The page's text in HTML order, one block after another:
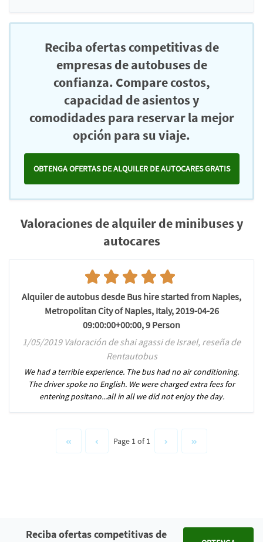
Reciba ofertas competitivas de
empresas de autobuses de
confianza. Compare costos,
capacidad de asientos y
comodidades para reservar la mejor
opción para su viaje.
OBTENGA OFERTAS DE ALQUILER DE AUTOCARES GRATIS
Valoraciones de alquiler de minibuses y
autocares
Alquiler de autobus desde Bus hire started from Naples,
Metropolitan City of Naples, Italy, 2019-04-26
09:00:00+00:00, 9 Person
1/05/2019 Valoración de shai agassi de Israel, reseña de
Rentautobus
We had a terrible experience. The bus had no air conditioning.
The driver spoke no English. We were charged extra fees for
entering positano...all in all we did not enjoy the day.
Page 1 of 1
Reciba ofertas competitivas de